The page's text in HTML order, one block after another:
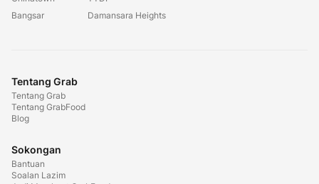
Bangsar
Damansara Heights
Tentang Grab
Tentang Grab
Tentang GrabFood
Blog
Sokongan
Bantuan
Soalan Lazim